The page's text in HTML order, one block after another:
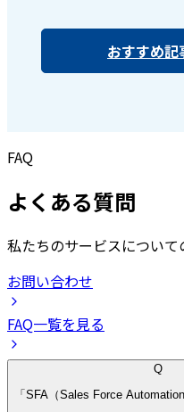
おすすめ記
FAQ
よくある質問
私たちのサービスについて
お問い合わせ
FAQ一覧を見る
Q
「SFA（Sales Force